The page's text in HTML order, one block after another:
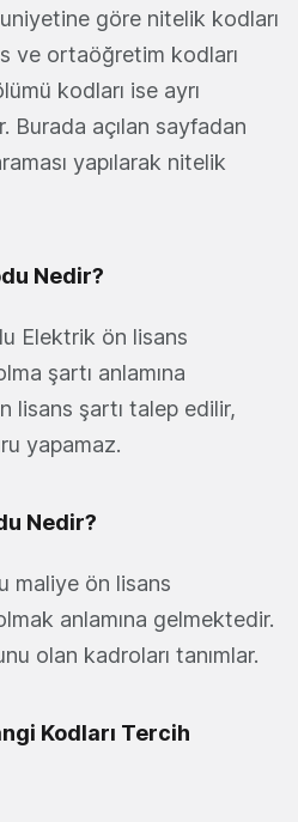
göre nitelik kodları
ve ortaöğretim kodları
kodları ise ayrı
Burada açılan sayfadan
yapılarak nitelik
Nedir?
Elektrik ön lisans
şartı anlamına
lisans şartı talep edilir,
yapamaz.
Nedir?
maliye ön lisans
anlamına gelmektedir.
olan kadroları tanımlar.
Kodları Tercih